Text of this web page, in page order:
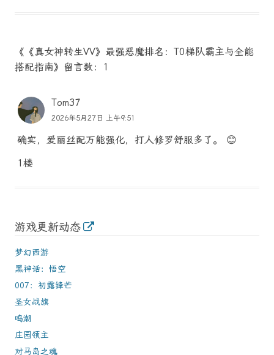
《《真女神转生VV》最强恶魔排名：T0梯队霸主与全能
搭配指南》留言数：1
Tom37
2026年5月27日 上午9:51
确实，爱丽丝配万能强化，打人修罗舒服多了。 😊
1楼
游戏更新动态
梦幻西游
黑神话：悟空
007：初露锋芒
圣女战旗
鸣潮
庄园领主
对马岛之魂